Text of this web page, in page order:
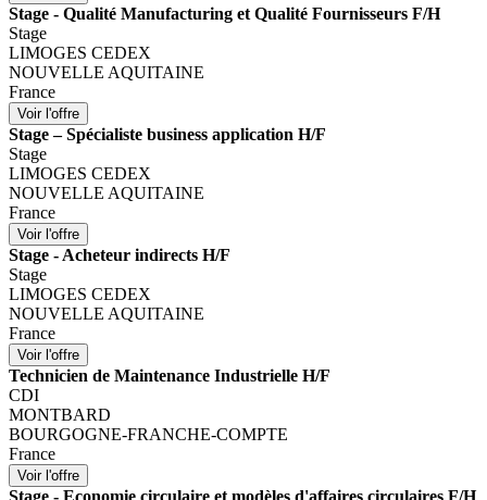
Stage - Qualité Manufacturing et Qualité Fournisseurs F/H
Stage
LIMOGES CEDEX
NOUVELLE AQUITAINE
France
Stage – Spécialiste business application H/F
Stage
LIMOGES CEDEX
NOUVELLE AQUITAINE
France
Stage - Acheteur indirects H/F
Stage
LIMOGES CEDEX
NOUVELLE AQUITAINE
France
Technicien de Maintenance Industrielle H/F
CDI
MONTBARD
BOURGOGNE-FRANCHE-COMPTE
France
Stage - Economie circulaire et modèles d'affaires circulaires F/H